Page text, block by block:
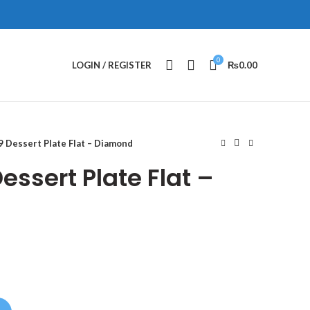
LOGIN / REGISTER 0 ₨0.00
Dessert Plate Flat – Diamond
Plate Flat –